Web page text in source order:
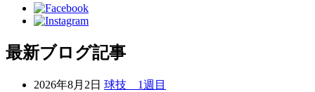
最新ブログ記事
2026年8月2日 球技 1週目